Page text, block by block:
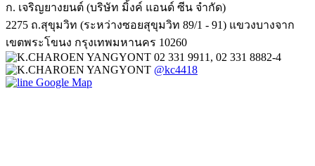
ก. เจริญยางยนต์ (บริษัท มิ้งค์ แอนด์ ซีน จำกัด)
2275 ถ.สุขุมวิท (ระหว่างซอยสุขุมวิท 89/1 - 91) แขวงบางจาก
เขตพระโขนง กรุงเทพมหานคร 10260
02 331 9911, 02 331 8882-4
@kc4418
Google Map